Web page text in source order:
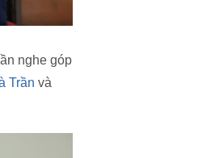
nghe góp
Trần và